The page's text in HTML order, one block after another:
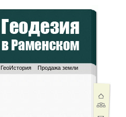
ГеоИстория Продажа земли